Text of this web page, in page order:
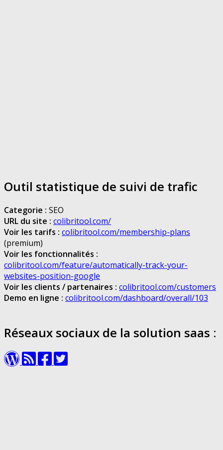
Outil statistique de suivi de trafic
Categorie : SEO
URL du site : colibritool.com/
Voir les tarifs : colibritool.com/membership-plans
(premium)
Voir les fonctionnalités :
colibritool.com/feature/automatically-track-your-
websites-position-google
Voir les clients / partenaires : colibritool.com/customers
Demo en ligne : colibritool.com/dashboard/overall/103
Réseaux sociaux de la solution saas :